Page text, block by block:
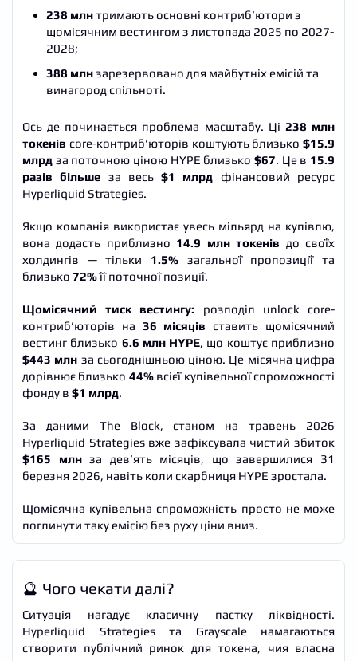
238 млнтримають основні контриб’ютори з
щомісячним вестингом з листопада 2025 по 2027-
2028;
388 млнзарезервовано для майбутніх емісій та
винагород спільноті.
Ось де починається проблема масштабу. Ці 238 млн
токенів core-контриб’юторів коштують близько $15.9
млрд за поточною ціною HYPE близько $67. Це в 15.9
разів більше за весь$1 млрд фінансовий ресурс
Hyperliquid Strategies.
Якщо компанія використає увесь мільярд на купівлю,
вона додасть приблизно 14.9 млн токенів до своїх
холдингів — тільки 1.5% загальної пропозиції та
близько 72%її поточної позиції.
Щомісячний тиск вестингу: розподіл unlock core-
контриб’юторів на 36 місяців ставить щомісячний
вестинг близько 6.6 млн HYPE, що коштує приблизно
$443 млн за сьогоднішньою ціною. Це місячна цифра
дорівнює близько 44%всієї купівельної спроможності
фонду в $1 млрд.
За даними The Block, станом на травень 2026
Hyperliquid Strategies вже зафіксувала чистий збиток
$165 млнза дев’ять місяців, що завершилися 31
березня 2026, навіть коли скарбниця HYPE зростала.
Щомісячна купівельна спроможність просто не може
поглинути таку емісію без руху ціни вниз.
🔮 Чого чекати далі?
Ситуація нагадує класичну пастку ліквідності.
Hyperliquid Strategies та Grayscale намагаються
створити публічний ринок для токена, чия власна